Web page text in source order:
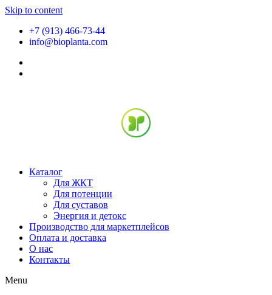
Skip to content
+7 (913) 466-73-44
info@bioplanta.com
Каталог
Для ЖКТ
Для потенции
Для суставов
Энергия и детокс
Производство для маркетплейсов
Оплата и доставка
О нас
Контакты
Menu